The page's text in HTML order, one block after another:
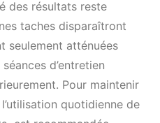
des résultats reste
taches disparaîtront
seulement atténuées
d’entretien
Pour maintenir
quotidienne de